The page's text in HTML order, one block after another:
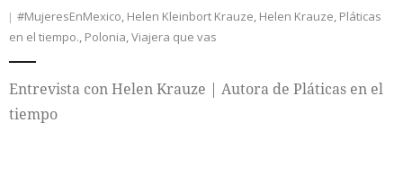
#MujeresEnMexico, Helen Kleinbort Krauze, Helen Krauze, Pláticas
en el tiempo., Polonia,Viajera que vas
Entrevista con Helen Krauze | Autora de Pláticas en el
tiempo